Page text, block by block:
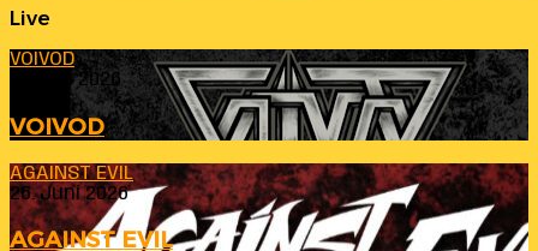
Live
VOIVOD
23. Juli 2026
VOIVOD
AGAINST EVIL
26. Juni 2026
AGAINST EVIL